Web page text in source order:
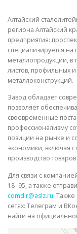
Алтайский
региона Алтайский
предприятия:
специализируется на
металлопродукции, в
листов, профильных
металлоконструкций.
Завод обладает
позволяет
своевременные
профессионализму
позиции на рынке и
экономики, включая
производство
Для связи с
18‒95, а также
comdir@aslz.ru. Также
сетях: Телеграм и
найти на